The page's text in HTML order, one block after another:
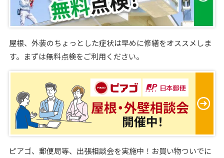
屋根、外装のちょっとした症状は早めに修繕をオススメしま
す。まずは無料点検をご利用ください。
ピアゴ、郵便局等、出張相談会を実施中！お買い物ついでに